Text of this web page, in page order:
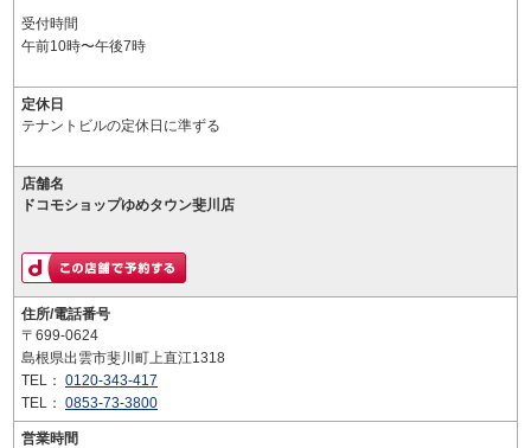
受付時間
午前10時〜午後7時
定休日
テナントビルの定休日に準ずる
店舗名
ドコモショップゆめタウン斐川店
住所/電話番号
〒699-0624
島根県出雲市斐川町上直江1318
TEL： 0120-343-417
TEL： 0853-73-3800
営業時間